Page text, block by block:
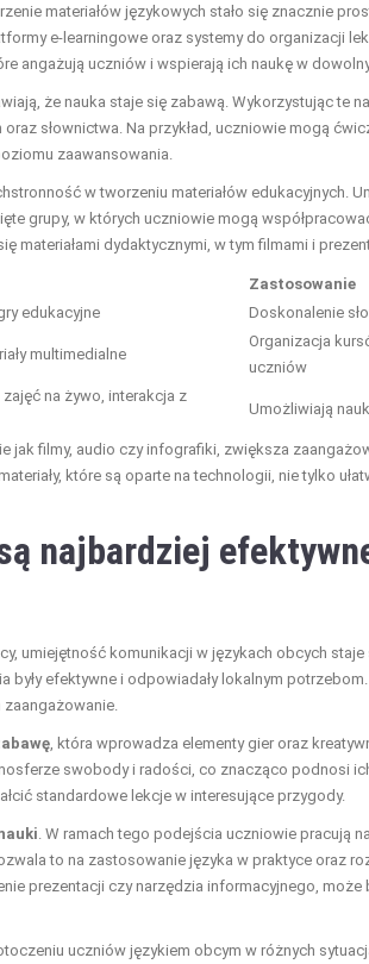
materiałów językowych stało się znacznie
e-learningowe oraz systemy do organizacji
angażują uczniów i wspierają ich naukę w
że nauka staje się zabawą. Wykorzystując te
słownictwa. Na przykład, uczniowie mogą
zaawansowania.
w tworzeniu materiałów edukacyjnych.
grupy, w których uczniowie mogą
materiałami dydaktycznymi, w tym filmami i
Zastosowanie
edukacyjne Doskonalenie
multimedialne
Organizacja
uczniów
na żywo, interakcja z
Umożliwiają
jak filmy, audio czy infografiki, zwiększa
które są oparte na technologii, nie tylko
najbardziej
umiejętność komunikacji w językach obcych staje
efektywne i odpowiadały lokalnym
, która wprowadza elementy gier oraz
swobody i radości, co znacząco podnosi
standardowe lekcje w interesujące przygody.
. W ramach tego podejścia uczniowie pracują
to na zastosowanie języka w praktyce oraz
prezentacji czy narzędzia informacyjnego, może
uczniów językiem obcym w różnych